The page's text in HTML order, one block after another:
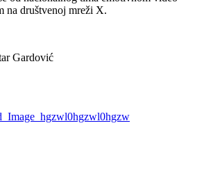
na društvenoj mreži X.
Gardović